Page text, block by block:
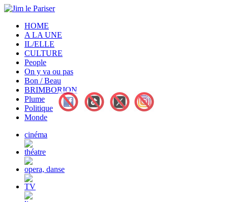
HOME
A LA UNE
IL/ELLE
CULTURE
People
On y va ou pas
Bon / Beau
BRIMBORION
Plume
Politique
Monde
cinéma
théatre
opera, danse
TV